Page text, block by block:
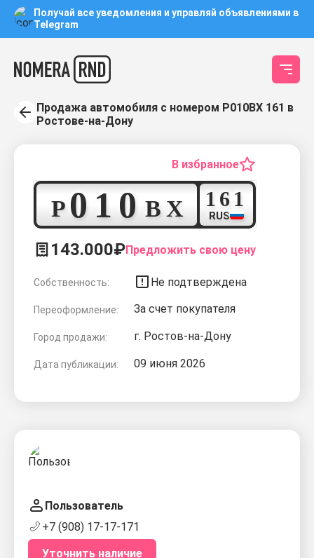
Получай все уведомления и управляй объявлениями в
Telegram
Продажа автомобиля с номером Р010ВХ 161 в
Ростове-на-Дону
В избранное
Р0
1
0
ВХ1
61
RUS
143.000₽Предложить свою цену
Собственность: Не подтверждена
Переоформление: За счет покупателя
Город продажи: г. Ростов-на-Дону
Дата публикации: 09 июня 2026
Пользователь
+7 (908) 17-17-171
Уточнить наличие